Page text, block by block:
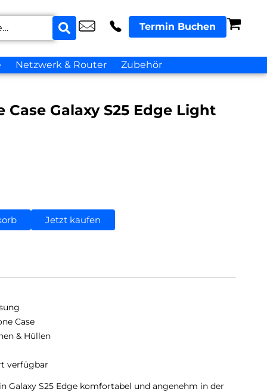
Termin Buchen
Netzwerk & Router Zubehör
Case Galaxy S25 Edge Light
Jetzt kaufen
Case
& Hüllen
verfügbar
Galaxy S25 Edge komfortabel und angenehm in der